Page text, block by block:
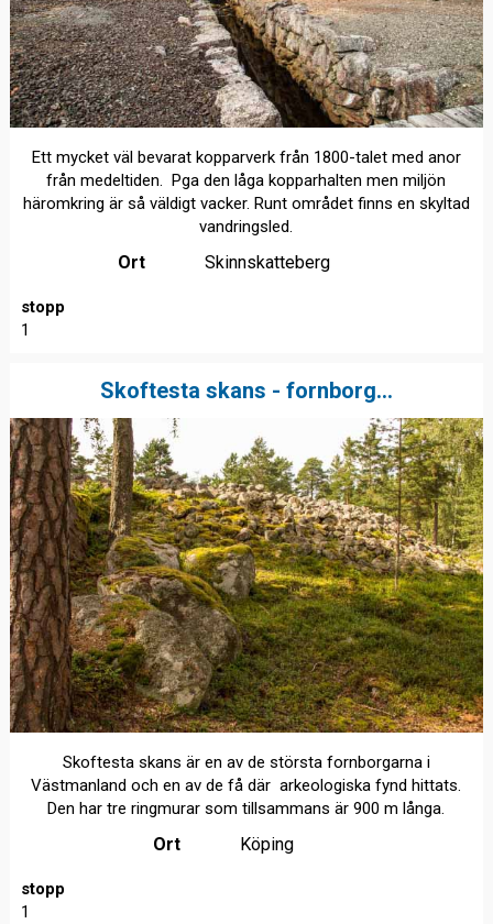
Ett mycket väl bevarat kopparverk från 1800-talet med anor
från medeltiden. Pga den låga kopparhalten men miljön
häromkring är så väldigt vacker. Runt området finns en skyltad
vandringsled.
Ort Skinnskatteberg
stopp
1
Skoftesta skans - fornborg...
Skoftesta skans är en av de största fornborgarna i
Västmanland och en av de få där arkeologiska fynd hittats.
Den har tre ringmurar som tillsammans är 900 m långa.
Ort Köping
stopp
1